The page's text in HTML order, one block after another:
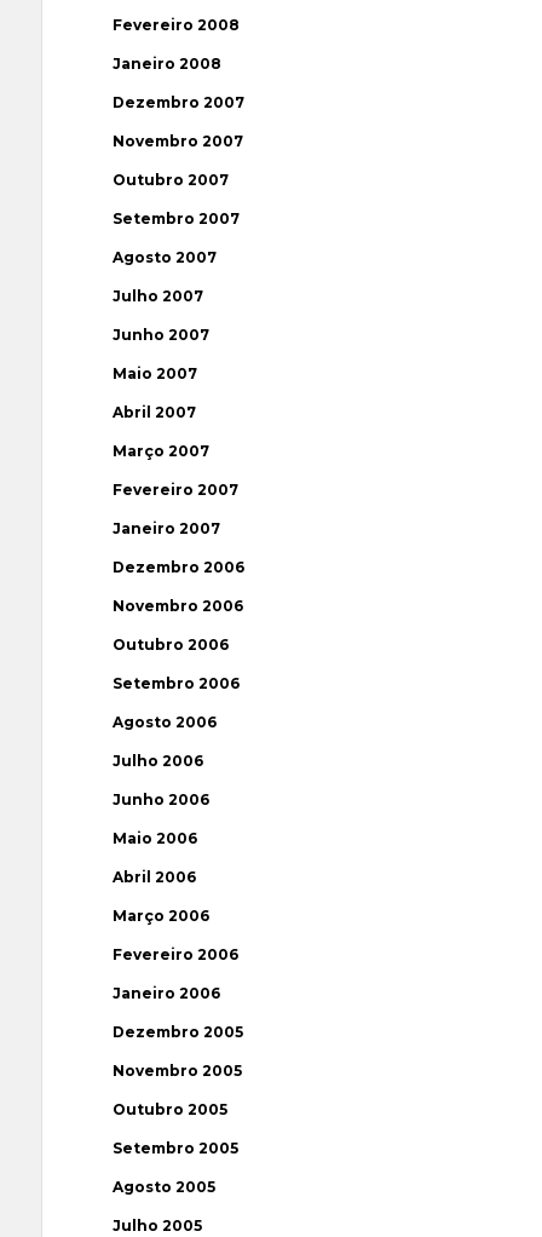
Fevereiro 2008
Janeiro 2008
Dezembro 2007
Novembro 2007
Outubro 2007
Setembro 2007
Agosto 2007
Julho 2007
Junho 2007
Maio 2007
Abril 2007
Março 2007
Fevereiro 2007
Janeiro 2007
Dezembro 2006
Novembro 2006
Outubro 2006
Setembro 2006
Agosto 2006
Julho 2006
Junho 2006
Maio 2006
Abril 2006
Março 2006
Fevereiro 2006
Janeiro 2006
Dezembro 2005
Novembro 2005
Outubro 2005
Setembro 2005
Agosto 2005
Julho 2005